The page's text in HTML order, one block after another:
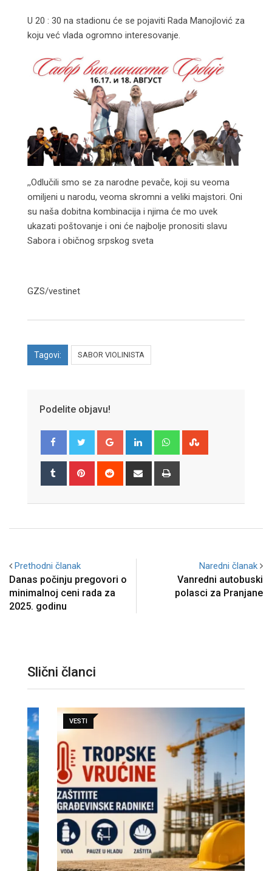
U 20 : 30 na stadionu će se pojaviti Rada Manojlović za
koju već vlada ogromno interesovanje.
,,Odlučili smo se za narodne pevače, koji su veoma
omiljeni u narodu, veoma skromni a veliki majstori. Oni
su naša dobitna kombinacija i njima će mo uvek
ukazati poštovanje i oni će najbolje pronositi slavu
Sabora i običnog srpskog sveta
GZS/vestinet
Tagovi: SABOR VIOLINISTA
Podelite objavu!
Google+ LinkedIn Whatsapp
Tumblr Pinterest Reddit
Share
Prethodni članak
Danas počinju pregovori o
minimalnoj ceni rada za
2025. godinu
Naredni članak
Vanredni autobuski
polasci za Pranjane
Slični članci